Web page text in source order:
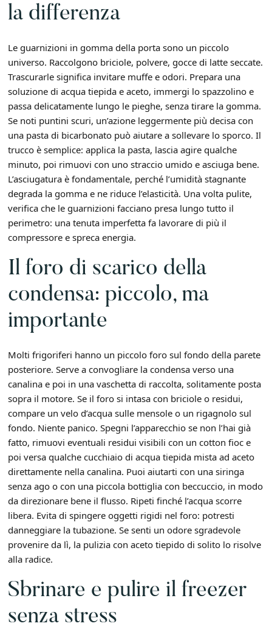
la differenza
Le guarnizioni in gomma della porta sono un piccolo
universo. Raccolgono briciole, polvere, gocce di latte seccate.
Trascurarle significa invitare muffe e odori. Prepara una
soluzione di acqua tiepida e aceto, immergi lo spazzolino e
passa delicatamente lungo le pieghe, senza tirare la gomma.
Se noti puntini scuri, un’azione leggermente più decisa con
una pasta di bicarbonato può aiutare a sollevare lo sporco. Il
trucco è semplice: applica la pasta, lascia agire qualche
minuto, poi rimuovi con uno straccio umido e asciuga bene.
L’asciugatura è fondamentale, perché l’umidità stagnante
degrada la gomma e ne riduce l’elasticità. Una volta pulite,
verifica che le guarnizioni facciano presa lungo tutto il
perimetro: una tenuta imperfetta fa lavorare di più il
compressore e spreca energia.
Il foro di scarico della
condensa: piccolo, ma
importante
Molti frigoriferi hanno un piccolo foro sul fondo della parete
posteriore. Serve a convogliare la condensa verso una
canalina e poi in una vaschetta di raccolta, solitamente posta
sopra il motore. Se il foro si intasa con briciole o residui,
compare un velo d’acqua sulle mensole o un rigagnolo sul
fondo. Niente panico. Spegni l’apparecchio se non l’hai già
fatto, rimuovi eventuali residui visibili con un cotton fioc e
poi versa qualche cucchiaio di acqua tiepida mista ad aceto
direttamente nella canalina. Puoi aiutarti con una siringa
senza ago o con una piccola bottiglia con beccuccio, in modo
da direzionare bene il flusso. Ripeti finché l’acqua scorre
libera. Evita di spingere oggetti rigidi nel foro: potresti
danneggiare la tubazione. Se senti un odore sgradevole
provenire da lì, la pulizia con aceto tiepido di solito lo risolve
alla radice.
Sbrinare e pulire il freezer
senza stress